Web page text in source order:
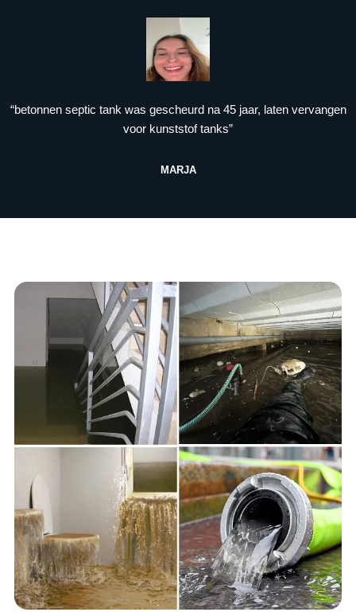
“betonnen septic tank was gescheurd na 45 jaar, laten vervangen
voor kunststof tanks”
MARJA